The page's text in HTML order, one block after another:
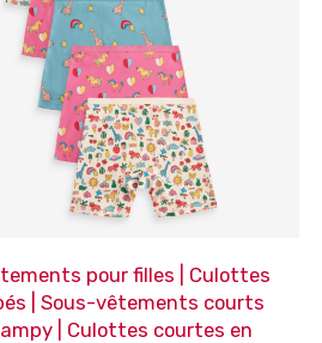
pour filles | Culottes
| Sous-vêtements courts
| Culottes courtes en